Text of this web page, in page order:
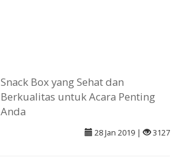
Snack Box yang Sehat dan
Berkualitas untuk Acara Penting
Anda
28 Jan 2019 | 3127